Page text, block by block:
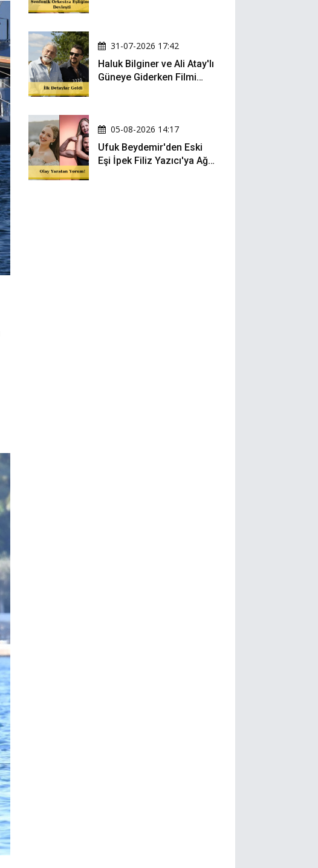
31-07-2026 17:42
Haluk Bilginer ve Ali Atay'lı
Güneye Giderken Filmi
05-08-2026 14:17
Ufuk Beydemir'den Eski
Eşi İpek Filiz Yazıcı'ya Ağır